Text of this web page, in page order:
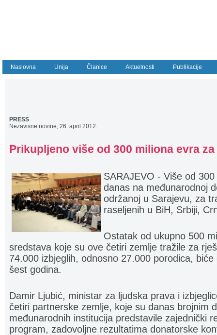
Naslovna Unija Članice Aktuelnosti Publikacije
PRESS
Nezavisne novine, 26. april 2012.
Prikupljeno više od 300 miliona evra
SARAJEVO - Više od
danas na međunarodnoj
održanoj u Sarajevu, za
raseljenih u BiH, Srbiji,
Ostatak od ukupno 500
sredstava koje su ove četiri zemlje tražile za
74.000 izbjeglih, odnosno 27.000 porodica,
šest godina.
Damir Ljubić, ministar za ljudska prava i
četiri partnerske zemlje, koje su danas brojnim
međunarodnih institucija predstavile zajednički
program, zadovoljne rezultatima donatorske